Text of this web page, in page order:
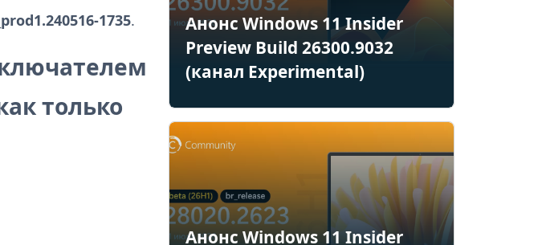
1735.
только
Анонс Windows 11 Insider
Preview Build 26300.9032
(канал Experimental)
Анонс Windows 11 Insider